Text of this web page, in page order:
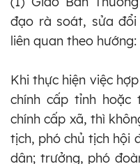
đạo rà soát, sửa
liên quan theo hướng:
Khi thực hiện việc
chính cấp tỉnh hoặc
chính cấp xã, thì
tịch, phó chủ tịch hội
dân; trưởng, phó